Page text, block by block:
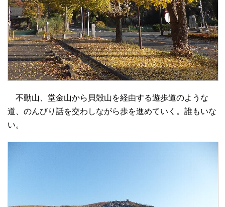
不動山、堂金山から貝殻山を経由する遊歩道のような
道、のんびり話を交わしながら歩を進めていく。誰もいな
い。